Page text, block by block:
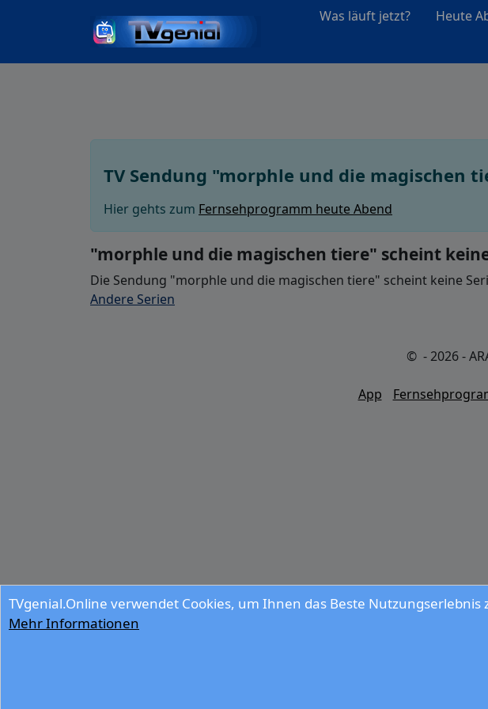
Was läuft jetzt? Heute
TVgenial.Online verwendet Cookies, um Ihnen das Beste Nutzungserlebnis
Mehr Informationen
TV Sendung "morphle und die magischen
Hier gehts zum Fernsehprogramm heute Abend
"morphle und die magischen tiere" scheint
Die Sendung "morphle und die magischen tiere" scheint keine
Andere Serien
© - 2026 -
App